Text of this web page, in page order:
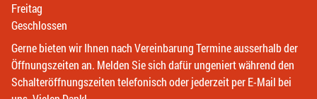
Freitag
Geschlossen
Gerne bieten wir Ihnen nach Vereinbarung Termine ausserhalb der
Öffnungszeiten an. Melden Sie sich dafür ungeniert während den
Schalteröffnungszeiten telefonisch oder jederzeit per E-Mail bei